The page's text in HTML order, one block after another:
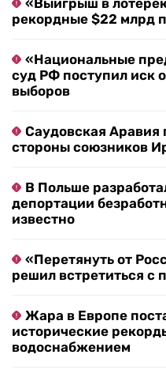
«Выигрыш в
рекордные $22 млрд
«Национальные
суд РФ поступил иск
выборов
Саудовская Аравия
стороны союзников
В Польше
депортации
известно
«Перетянуть от
решил встретиться с
Жара в Европе
исторические
водоснабжением